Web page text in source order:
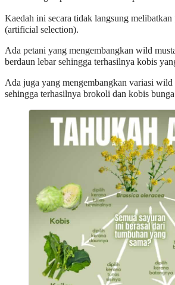
Kaedah ini secara tidak langsung
(artificial selection).
Ada petani yang mengembangkan wild
berdaun lebar sehingga terhasilnya kobis
Ada juga yang mengembangkan variasi wild
sehingga terhasilnya brokoli dan kobis